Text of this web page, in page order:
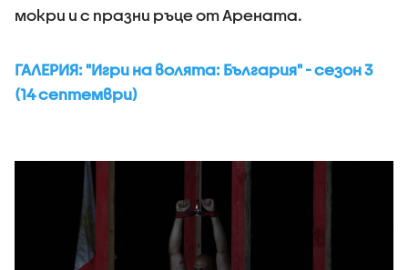
мокри и с празни ръце от Арената.
ГАЛЕРИЯ: "Игри на волята: България" - сезон 3
(14 септември)